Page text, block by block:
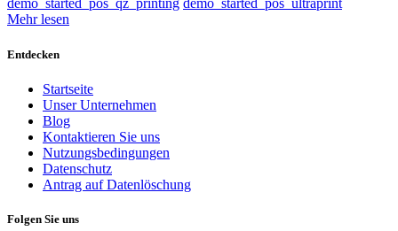
demo_started_pos_qz_printing demo_started_pos_ultraprint
Mehr lesen
Entdecken
Startseite
Unser Unternehmen
Blog
Kontaktieren Sie uns
Nutzungsbedingungen
Datenschutz
Antrag auf Datenlöschung
Folgen Sie uns